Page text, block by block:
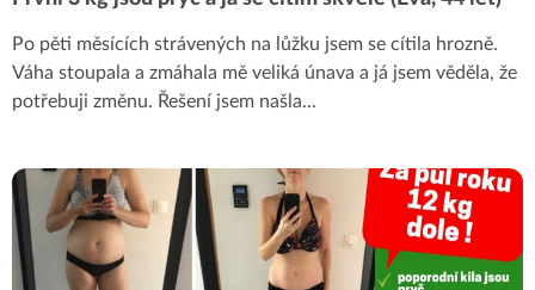
Po pěti měsících strávených na lůžku jsem se cítila hrozně.
Váha stoupala a zmáhala mě veliká únava a já jsem věděla, že
potřebuji změnu. Řešení jsem našla...